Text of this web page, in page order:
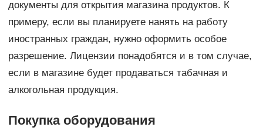
документы для открытия магазина продуктов. К
примеру, если вы планируете нанять на работу
иностранных граждан, нужно оформить особое
разрешение. Лицензии понадобятся и в том случае,
если в магазине будет продаваться табачная и
алкогольная продукция.
Покупка оборудования